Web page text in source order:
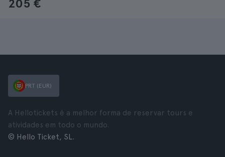
205 €
PRT (EUR)
A Hellotickets é a melhor forma de reservar tours e
atividades em todo o mundo.
© Hello Ticket, SL.